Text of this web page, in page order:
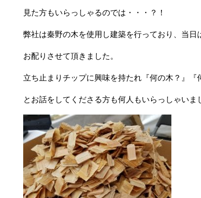
見た方もいらっしゃるのでは・・・？！
弊社は秦野の木を使用し建築を行っており、当日
お配りさせて頂きました。
立ち止まりチップに興味を持たれ『何の木？』『
とお話をしてくださる方も何人もいらっしゃいま